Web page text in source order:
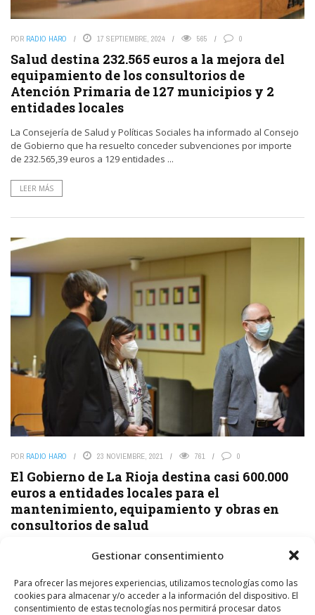
Gestionar consentimiento
Para ofrecer las mejores experiencias, utilizamos tecnologías como las
cookies para almacenar y/o acceder a la información del dispositivo. El
consentimiento de estas tecnologías nos permitirá procesar datos
POR RADIO HARO 17 SEPTIEMBRE, 2024 565 0
Salud destina 232.565 euros a la mejora del
equipamiento de los consultorios de
Atención Primaria de 127 municipios y 2
entidades locales
La Consejería de Salud y Políticas Sociales ha informado al Consejo
de Gobierno que ha resuelto conceder subvenciones por importe
de 232.565,39 euros a 129 entidades ...
LEER MÁS
POR RADIO HARO 23 NOVIEMBRE, 2021 761 0
El Gobierno de La Rioja destina casi 600.000
euros a entidades locales para el
mantenimiento, equipamiento y obras en
consultorios de salud
El Gobierno de La Rioja, a través de la Consejería de Salud, ha
destinado este 2021 598.614,29 euros a las entidades locales para
su mantenimiento, equipamiento ...
LEER MÁS